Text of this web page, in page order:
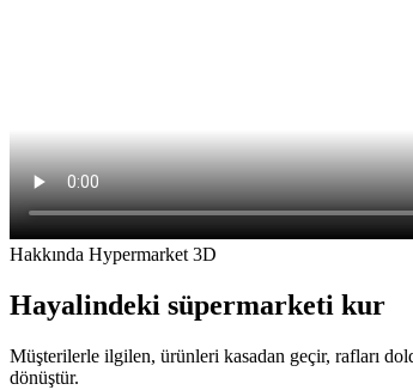
Hakkında Hypermarket 3D
Hayalindeki süpermarketi kur
Müşterilerle ilgilen, ürünleri kasadan geçir, rafları
dönüştür.